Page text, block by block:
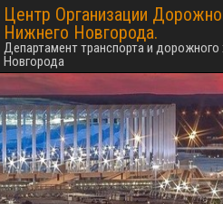
Центр Организации
Нижнего Новгорода.
Департамент транспорта и
Новгорода